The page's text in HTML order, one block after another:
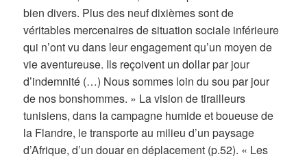
bien divers. Plus des neuf dixièmes sont de
véritables mercenaires de situation sociale inférieure
qui n’ont vu dans leur engagement qu’un moyen de
vie aventureuse. Ils reçoivent un dollar par jour
d’indemnité (…) Nous sommes loin du sou par jour
de nos bonshommes. » La vision de tirailleurs
tunisiens, dans la campagne humide et boueuse de
la Flandre, le transporte au milieu d’un paysage
d’Afrique, d’un douar en déplacement (p.52). « Les